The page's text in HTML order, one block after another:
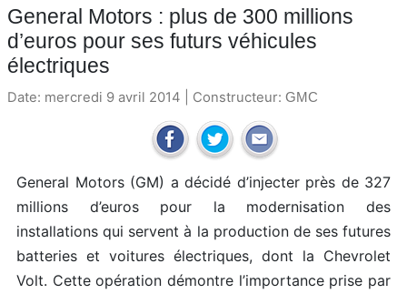
General Motors : plus de 300 millions
d’euros pour ses futurs véhicules
électriques
Date: mercredi 9 avril 2014 | Constructeur: GMC
General Motors (GM) a décidé d’injecter près de 327
millions d’euros pour la modernisation des
installations qui servent à la production de ses futures
batteries et voitures électriques, dont la Chevrolet
Volt. Cette opération démontre l’importance prise par